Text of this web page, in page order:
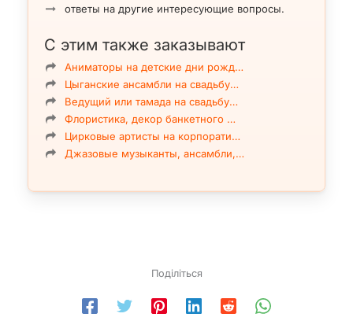
ответы на другие интересующие вопросы.
С этим также заказывают
Аниматоры на детские дни рожд…
Цыганские ансамбли на свадьбу…
Ведущий или тамада на свадьбу…
Флористика, декор банкетного …
Цирковые артисты на корпорати…
Джазовые музыканты, ансамбли,…
Поділіться